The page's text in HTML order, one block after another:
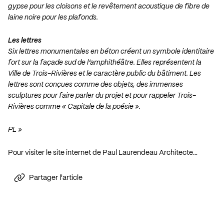
gypse pour les cloisons et le revêtement acoustique de fibre de
laine noire pour les plafonds.
Les lettres
Six lettres monumentales en béton créent un symbole identitaire
fort sur la façade sud de l’amphithéâtre. Elles représentent la
Ville de Trois-Rivières et le caractère public du bâtiment. Les
lettres sont conçues comme des objets, des immenses
sculptures pour faire parler du projet et pour rappeler Trois-
Rivières comme « Capitale de la poésie ».
PL »
Pour visiter le site internet de Paul Laurendeau Architecte…
Partager l'article